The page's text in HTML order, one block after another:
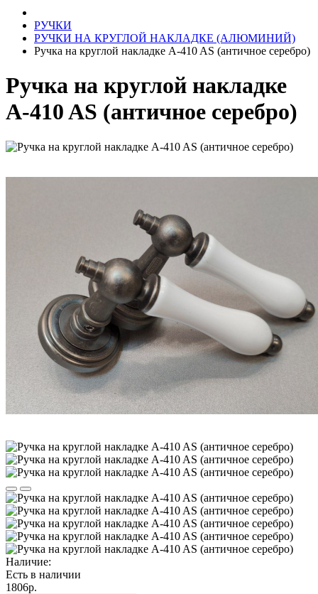
РУЧКИ
РУЧКИ НА КРУГЛОЙ НАКЛАДКЕ (АЛЮМИНИЙ)
Ручка на круглой накладке A-410 AS (античное серебро)
Ручка на круглой накладке
A-410 AS (античное серебро)
Наличие:
Есть в наличии
1806р.